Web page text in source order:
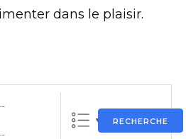
dans le plaisir.
RECHERCHE